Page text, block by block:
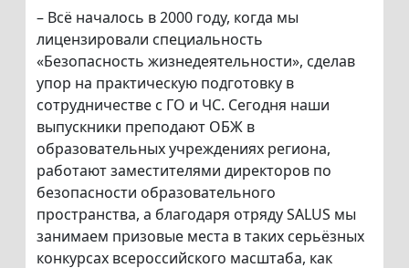
– Всё началось в 2000 году, когда мы
лицензировали специальность
«Безопасность жизнедеятельности», сделав
упор на практическую подготовку в
сотрудничестве с ГО и ЧС. Сегодня наши
выпускники преподают ОБЖ в
образовательных учреждениях региона,
работают заместителями директоров по
безопасности образовательного
пространства, а благодаря отряду SALUS мы
занимаем призовые места в таких серьёзных
конкурсах всероссийского масштаба, как